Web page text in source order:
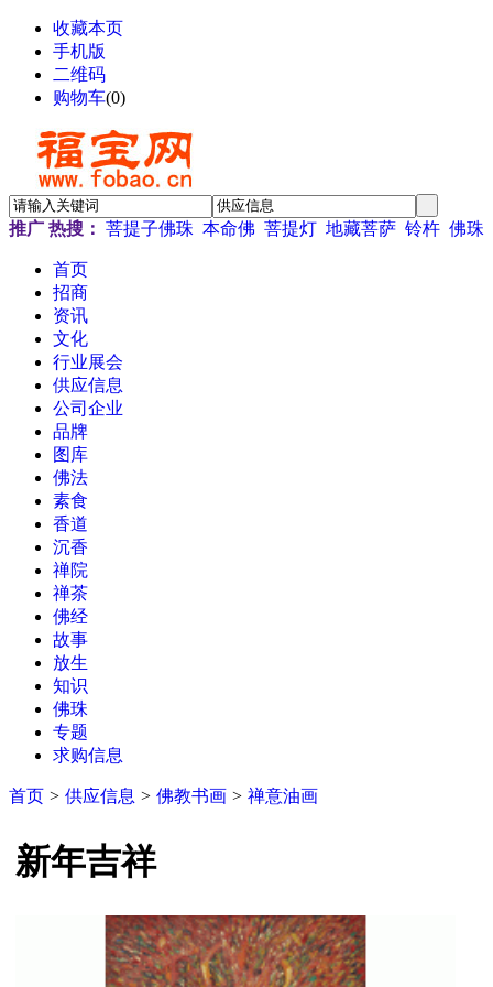
收藏本页
手机版
二维码
购物车(0)
推广 热搜： 菩提子佛珠 本命佛 菩提灯 地藏菩萨 铃杵 佛珠
首页
招商
资讯
文化
行业展会
供应信息
公司企业
品牌
图库
佛法
素食
香道
沉香
禅院
禅茶
佛经
故事
放生
知识
佛珠
专题
求购信息
首页 > 供应信息 > 佛教书画 > 禅意油画
新年吉祥